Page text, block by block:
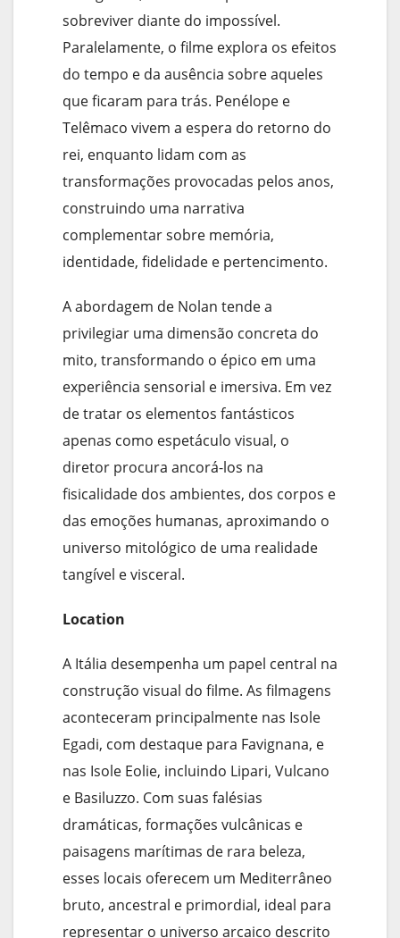
sobreviver diante do impossível.
Paralelamente, o filme explora os efeitos
do tempo e da ausência sobre aqueles
que ficaram para trás. Penélope e
Telêmaco vivem a espera do retorno do
rei, enquanto lidam com as
transformações provocadas pelos anos,
construindo uma narrativa
complementar sobre memória,
identidade, fidelidade e pertencimento.
A abordagem de Nolan tende a
privilegiar uma dimensão concreta do
mito, transformando o épico em uma
experiência sensorial e imersiva. Em vez
de tratar os elementos fantásticos
apenas como espetáculo visual, o
diretor procura ancorá-los na
fisicalidade dos ambientes, dos corpos e
das emoções humanas, aproximando o
universo mitológico de uma realidade
tangível e visceral.
Location
A Itália desempenha um papel central na
construção visual do filme. As filmagens
aconteceram principalmente nas Isole
Egadi, com destaque para Favignana, e
nas Isole Eolie, incluindo Lipari, Vulcano
e Basiluzzo. Com suas falésias
dramáticas, formações vulcânicas e
paisagens marítimas de rara beleza,
esses locais oferecem um Mediterrâneo
bruto, ancestral e primordial, ideal para
representar o universo arcaico descrito